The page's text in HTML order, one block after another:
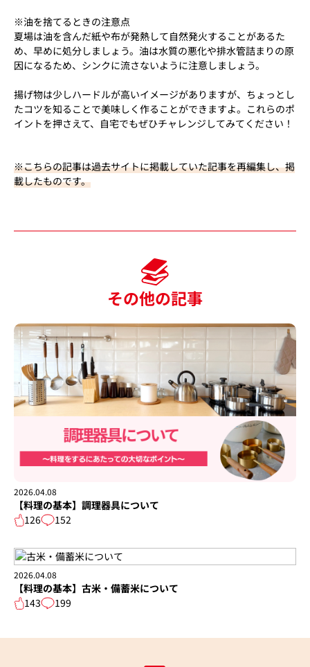
※油を捨てるときの注意点
夏場は油を含んだ紙や布が発熱して自然発火することがあるた
め、早めに処分しましょう。油は水質の悪化や排水管詰まりの原
因になるため、シンクに流さないように注意しましょう。
揚げ物は少しハードルが高いイメージがありますが、ちょっとし
たコツを知ることで美味しく作ることができますよ。これらのポ
イントを押さえて、自宅でもぜひチャレンジしてみてください！
※こちらの記事は過去サイトに掲載していた記事を再編集し、掲
載したものです。
その他の記事
2026.04.08
【料理の基本】調理器具について
126
152
2026.04.08
【料理の基本】古米・備蓄米について
143
199